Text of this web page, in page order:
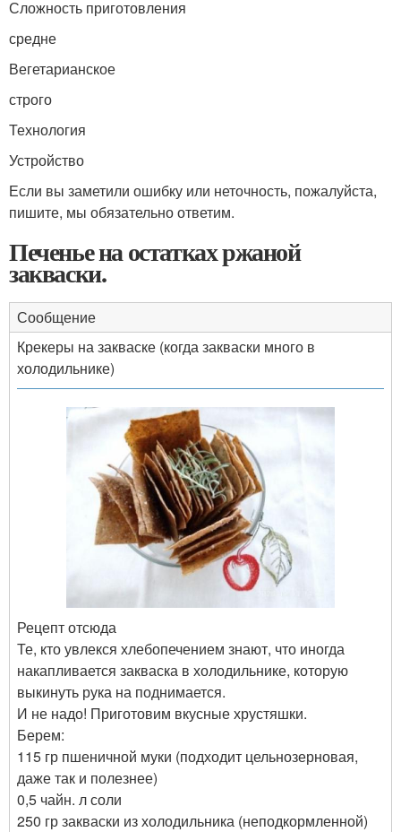
Сложность приготовления
средне
Вегетарианское
строго
Технология
Устройство
Если вы заметили ошибку или неточность, пожалуйста,
пишите, мы обязательно ответим.
Печенье на остатках ржаной
закваски.
Сообщение
Крекеры на закваске (когда закваски много в
холодильнике)
Рецепт отсюда
Те, кто увлекся хлебопечением знают, что иногда
накапливается закваска в холодильнике, которую
выкинуть рука на поднимается.
И не надо! Приготовим вкусные хрустяшки.
Берем:
115 гр пшеничной муки (подходит цельнозерновая,
даже так и полезнее)
0,5 чайн. л соли
250 гр закваски из холодильника (неподкормленной)